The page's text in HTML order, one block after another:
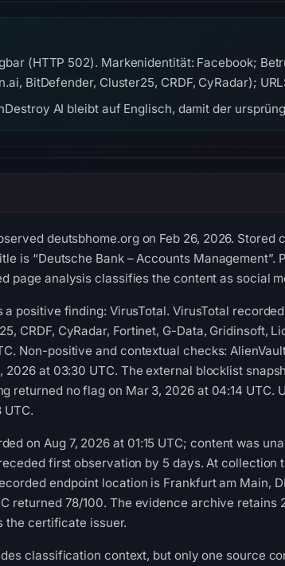
(HTTP 502). Markenidentität: Facebook;
BitDefender, Cluster25, CRDF, CyRadar);
AI bleibt auf Englisch, damit der
deutsbhome.org on Feb 26, 2026.
is “Deutsche Bank – Accounts
page analysis classifies the content as social
a positive finding: VirusTotal. VirusTotal
CRDF, CyRadar, Fortinet, G-Data, Gridinsoft,
Non-positive and contextual checks:
2026 at 03:30 UTC. The external blocklist
returned no flag on Mar 3, 2026 at 04:14
UTC.
on Aug 7, 2026 at 01:15 UTC; content was
first observation by 5 days. At collection
endpoint location is Frankfurt am Main,
returned 78/100. The evidence archive
the certificate issuer.
classification context, but only one source